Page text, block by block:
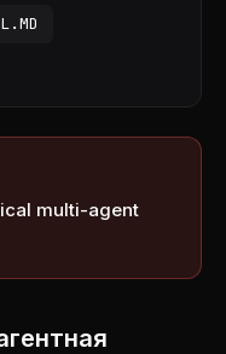
multi-agent